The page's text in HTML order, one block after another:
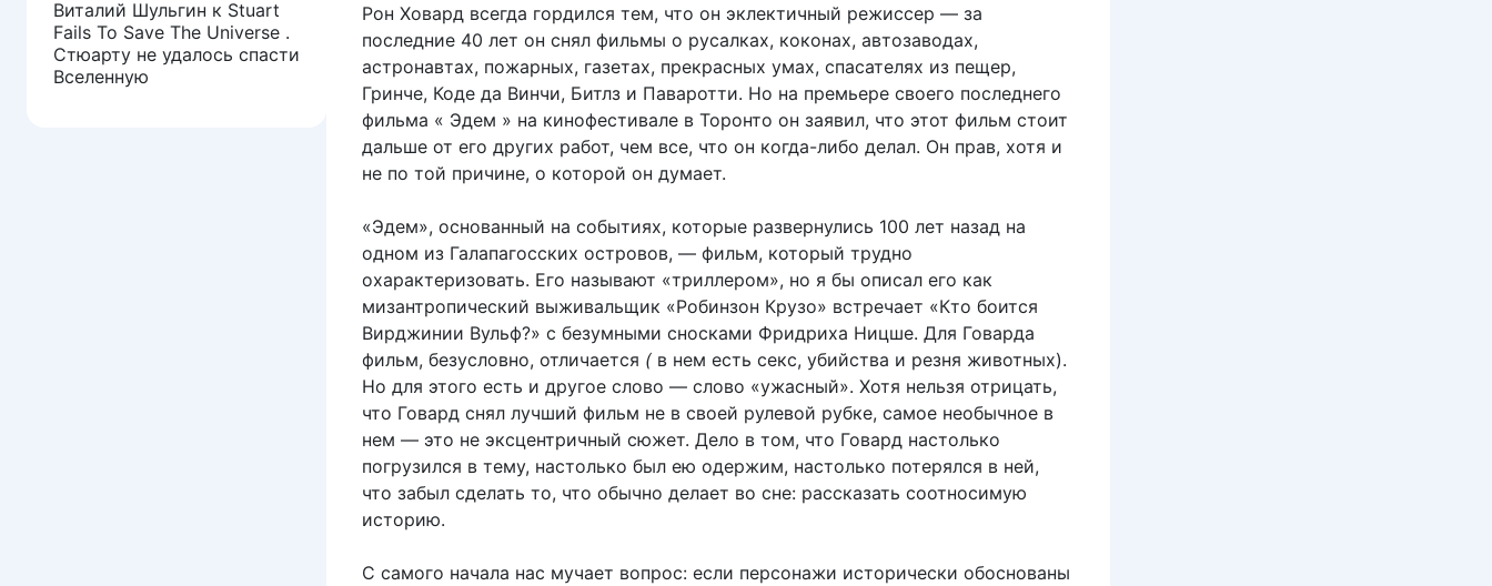
Рон Ховард всегда гордился тем, что он эклектичный режиссер — за
последние 40 лет он снял фильмы о русалках, коконах, автозаводах,
астронавтах, пожарных, газетах, прекрасных умах, спасателях из пещер,
Гринче, Коде да Винчи, Битлз и Паваротти. Но на премьере своего последнего
фильма « Эдем » на кинофестивале в Торонто он заявил, что этот фильм стоит
дальше от его других работ, чем все, что он когда-либо делал. Он прав, хотя и
не по той причине, о которой он думает.
«Эдем», основанный на событиях, которые развернулись 100 лет назад на
одном из Галапагосских островов, — фильм, который трудно
охарактеризовать. Его называют «триллером», но я бы описал его как
мизантропический выживальщик «Робинзон Крузо» встречает «Кто боится
Вирджинии Вульф?» с безумными сносками Фридриха Ницше. Для Говарда
фильм, безусловно, отличается ( в нем есть секс, убийства и резня животных).
Но для этого есть и другое слово — слово «ужасный». Хотя нельзя отрицать,
что Говард снял лучший фильм не в своей рулевой рубке, самое необычное в
нем — это не эксцентричный сюжет. Дело в том, что Говард настолько
погрузился в тему, настолько был ею одержим, настолько потерялся в ней,
что забыл сделать то, что обычно делает во сне: рассказать соотносимую
историю.
С самого начала нас мучает вопрос: если персонажи исторически обоснованы
Виталий Шульгин к Stuart
Fails To Save The Universe .
Стюарту не удалось спасти
Вселенную